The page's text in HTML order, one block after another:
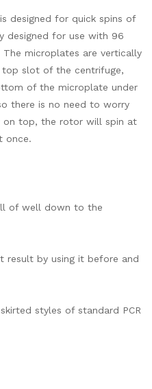
is designed for quick spins of
designed for use with 96
microplates are vertically
slot of the centrifuge,
of the microplate under
there is no need to worry
on top, the rotor will spin at
once.
of well down to the
result by using it before and
styles of standard PCR